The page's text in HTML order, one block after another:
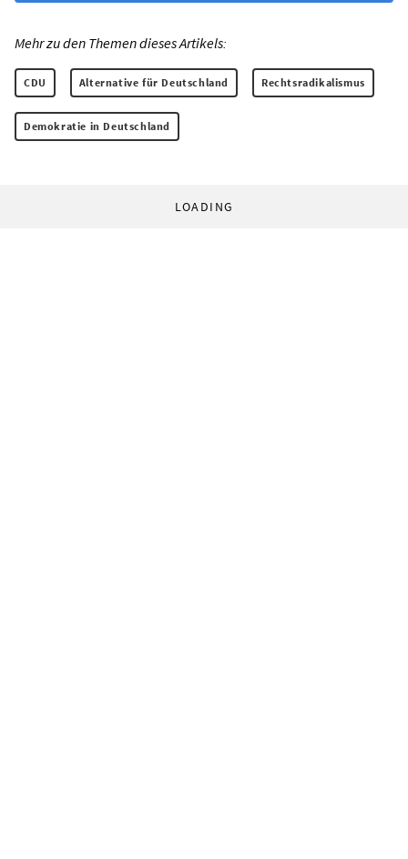
Mehr zu den Themen dieses Artikels:
CDU Alternative für Deutschland Rechtsradikalismus
Demokratie in Deutschland
LOADING